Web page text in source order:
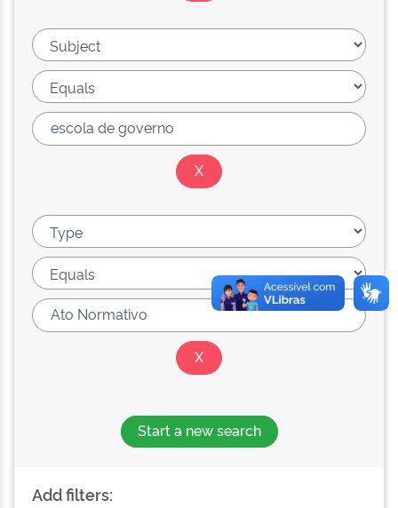
Start a new search
Add filters: